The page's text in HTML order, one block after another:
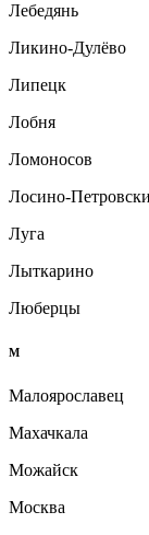
Лебедянь
Ликино-Дулёво
Липецк
Лобня
Ломоносов
Лосино-
Луга
Лыткарино
Люберцы
М
Малоярославец
Махачкала
Можайск
Москва